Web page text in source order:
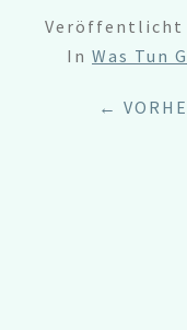
Veröffentlicht
In Was Tun
←